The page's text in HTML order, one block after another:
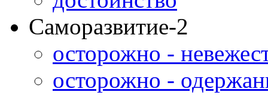
Саморазвитие-2
осторожно -
осторожно -